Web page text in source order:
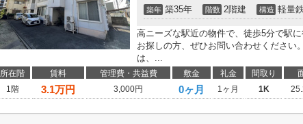
築年 築35年 階数 2階建 構造 軽量
高ニーズな駅近の物件で、徒歩5分で駅
お探しの方、ぜひお問い合わせください
は、...
所在階 賃料 管理費・共益費 敷金 礼金 間取り
1階
3.1万円 3,000円 0ヶ月 1ヶ月 1K